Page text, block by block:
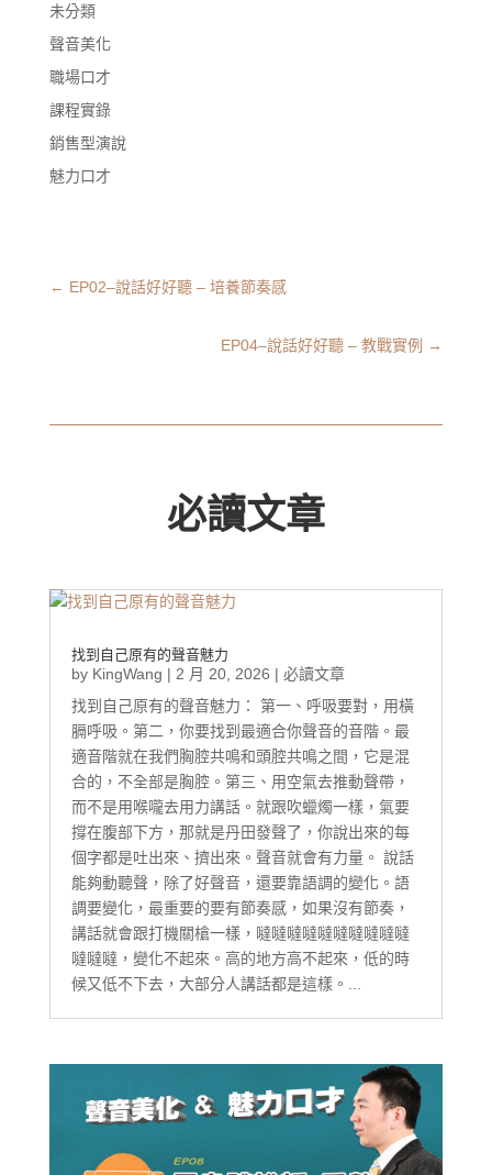
未分類
聲音美化
職場口才
課程實錄
銷售型演說
魅力口才
← EP02–說話好好聽 – 培養節奏感
EP04–說話好好聽 – 教戰實例 →
必讀文章
找到自己原有的聲音魅力
by KingWang | 2 月 20, 2026 | 必讀文章
找到自己原有的聲音魅力： 第一、呼吸要對，用橫
膈呼吸。第二，你要找到最適合你聲音的音階。最
適音階就在我們胸腔共鳴和頭腔共鳴之間，它是混
合的，不全部是胸腔。第三、用空氣去推動聲帶，
而不是用喉嚨去用力講話。就跟吹蠟燭一樣，氣要
撐在腹部下方，那就是丹田發聲了，你說出來的每
個字都是吐出來、擠出來。聲音就會有力量。 說話
能夠動聽聲，除了好聲音，還要靠語調的變化。語
調要變化，最重要的要有節奏感，如果沒有節奏，
講話就會跟打機關槍一樣，噠噠噠噠噠噠噠噠噠噠
噠噠噠，變化不起來。高的地方高不起來，低的時
候又低不下去，大部分人講話都是這樣。...